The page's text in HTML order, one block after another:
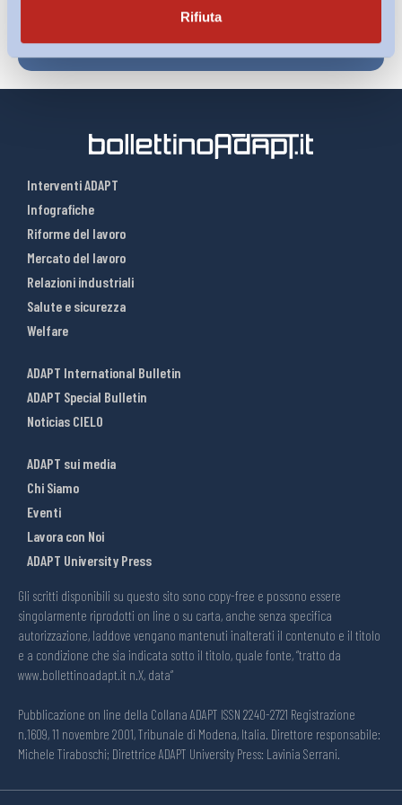
Rifiuta
Interventi ADAPT
Infografiche
Riforme del lavoro
Mercato del lavoro
Relazioni industriali
Salute e sicurezza
Welfare
ADAPT International Bulletin
ADAPT Special Bulletin
Noticias CIELO
ADAPT sui media
Chi Siamo
Eventi
Lavora con Noi
ADAPT University Press
Gli scritti disponibili su questo sito sono copy-free e possono essere
singolarmente riprodotti on line o su carta, anche senza specifica
autorizzazione, laddove vengano mantenuti inalterati il contenuto e il titolo
e a condizione che sia indicata sotto il titolo, quale fonte, “tratto da
www.bollettinoadapt.it n.X, data“
Pubblicazione on line della Collana ADAPT ISSN 2240-2721 Registrazione
n.1609, 11 novembre 2001, Tribunale di Modena, Italia. Direttore responsabile:
Michele Tiraboschi; Direttrice ADAPT University Press: Lavinia Serrani.